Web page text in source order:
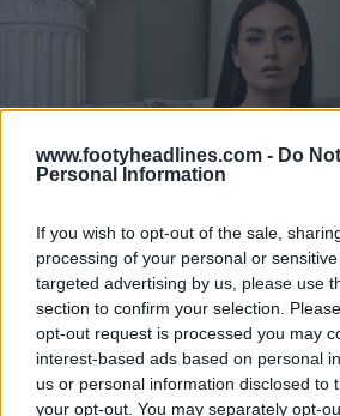
www.footyheadlines.com - Do
Personal Information
If you wish to opt-out of the sale,
processing of your personal or
targeted advertising by us, please use
section to confirm your selection.
opt-out request is processed you may
interest-based ads based on personal
us or personal information disclosed to
your opt-out. You may separately opt-